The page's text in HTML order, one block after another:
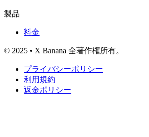
製品
料金
© 2025 • X Banana 全著作権所有。
プライバシーポリシー
利用規約
返金ポリシー